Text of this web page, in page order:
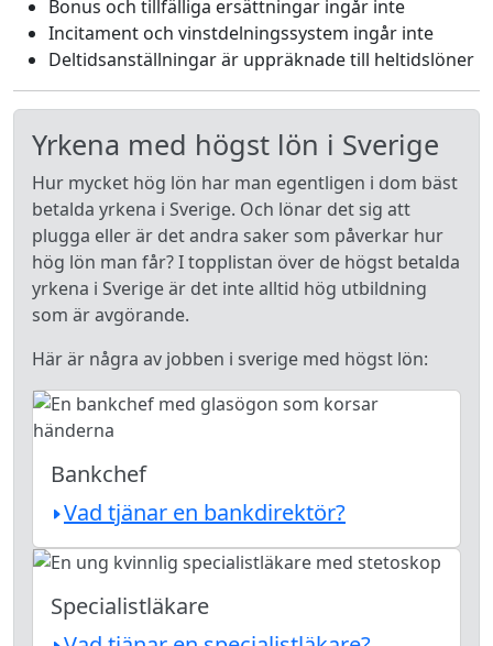
Bonus och tillfälliga ersättningar ingår inte
Incitament och vinstdelningssystem ingår inte
Deltidsanställningar är uppräknade till heltidslöner
Yrkena med högst lön i Sverige
Hur mycket hög lön har man egentligen i dom bäst
betalda yrkena i Sverige. Och lönar det sig att
plugga eller är det andra saker som påverkar hur
hög lön man får? I topplistan över de högst betalda
yrkena i Sverige är det inte alltid hög utbildning
som är avgörande.
Här är några av jobben i sverige med högst lön:
Bankchef
Vad tjänar en bankdirektör?
Specialistläkare